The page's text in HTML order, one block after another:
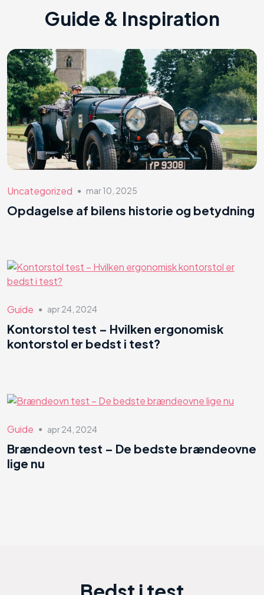
Guide & Inspiration
Uncategorized ● mar 10, 2025
Opdagelse af bilens historie og betydning
Guide ● apr 24, 2024
Kontorstol test – Hvilken ergonomisk
kontorstol er bedst i test?
Guide ● apr 24, 2024
Brændeovn test – De bedste brændeovne
lige nu